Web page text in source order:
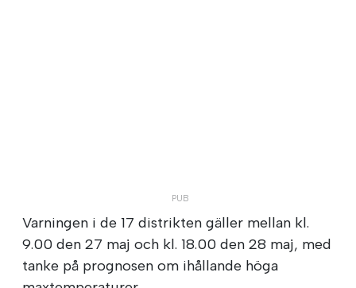
Varningen i de 17 distrikten gäller mellan kl.
9.00 den 27 maj och kl. 18.00 den 28 maj, med
tanke på prognosen om ihållande höga